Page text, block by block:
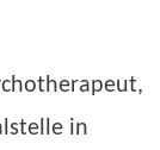
in